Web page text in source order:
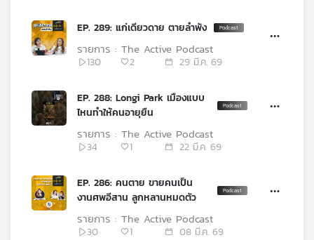
เกี่ยว
EP. 289: แก่เดียวดาย ตายลำพัง
130 2 29 มี.ค. 69
รายการ : The Active Podcast
EP. 288: Longi Park เมืองแบบ
ไหนทำให้คนอายุยืน
34 1 22 มี.ค. 69
รายการ : The Active Podcast
EP. 286: คนตาย ขายคนเป็น
งานศพอีสาน ลูกหลานหมดตัว
30 1 08 มี.ค. 69
รายการ : The Active Podcast